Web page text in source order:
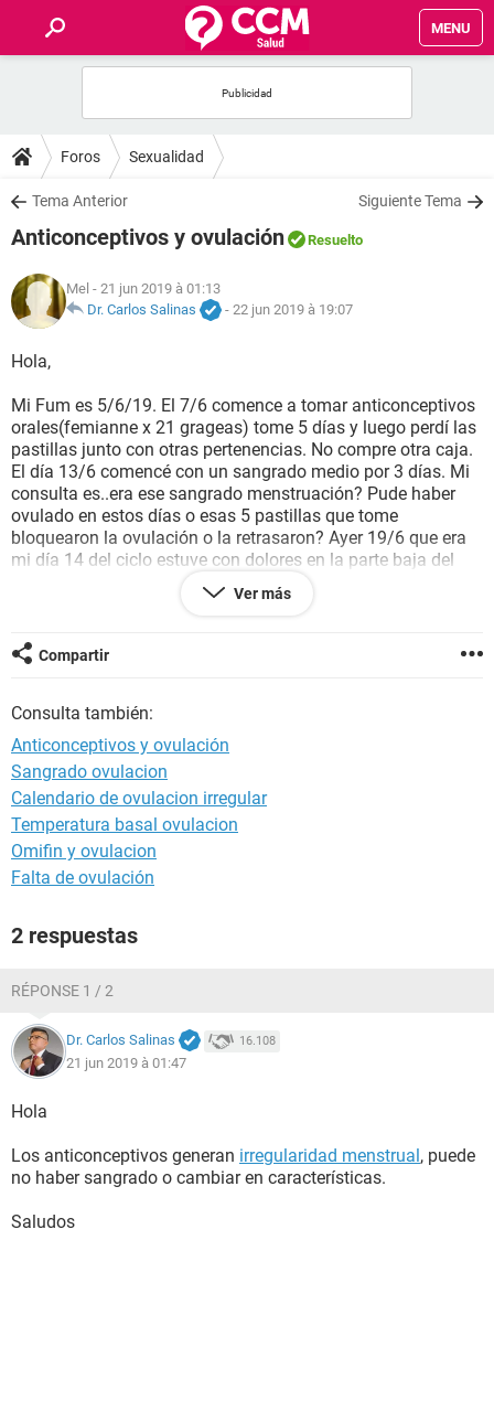
MENU
FORUMS
SALUD
NUTRICIÓN
BIENESTAR
SEXUALIDAD
GLOSARIO
Foros Sexualidad
Tema Anterior Siguiente Tema
Anticonceptivos y ovulación Resuelto
Mel - 21 jun 2019 à 01:13
Dr. Carlos Salinas
- 22 jun 2019 à 19:07
Hola,
Mi Fum es 5/6/19. El 7/6 comence a tomar anticonceptivos
orales(femianne x 21 grageas) tome 5 días y luego perdí las
pastillas junto con otras pertenencias. No compre otra caja.
El día 13/6 comencé con un sangrado medio por 3 días. Mi
consulta es..era ese sangrado menstruación? Pude haber
ovulado en estos días o esas 5 pastillas que tome
bloquearon la ovulación o la retrasaron? Ayer 19/6 que era
mi día 14 del ciclo estuve con dolores en la parte baja del
abdomen y la espalda. Mis ciclos en los meses sin pastilla
Muchas gracias
Ver más
Compartir
Consulta también:
Anticonceptivos y ovulación
Sangrado ovulacion
Calendario de ovulacion irregular
Temperatura basal ovulacion
Omifin y ovulacion
Falta de ovulación
2 respuestas
RÉPONSE 1 / 2
Dr. Carlos Salinas 16.108
21 jun 2019 à 01:47
Hola
Los anticonceptivos generan irregularidad menstrual, puede
no haber sangrado o cambiar en características.
Saludos